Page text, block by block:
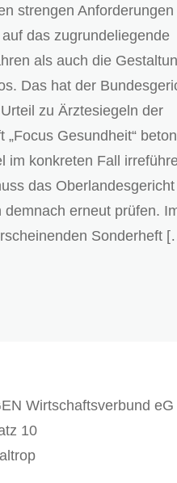
strengen Anforderungen
das zugrundeliegende
als auch die
Das hat der
zu Ärztesiegeln der
„Focus Gesundheit“
im konkreten Fall
das
demnach erneut prüfen.
Sonderheft
Wirtschaftsverbund eG
10